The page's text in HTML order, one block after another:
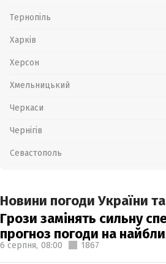
Тернопіль
Харків
Херсон
Хмельницький
Черкаси
Чернігів
Севастополь
Новини погоди України та
Грози замінять сильну
прогноз погоди на
6 серпня, 08:00 1867